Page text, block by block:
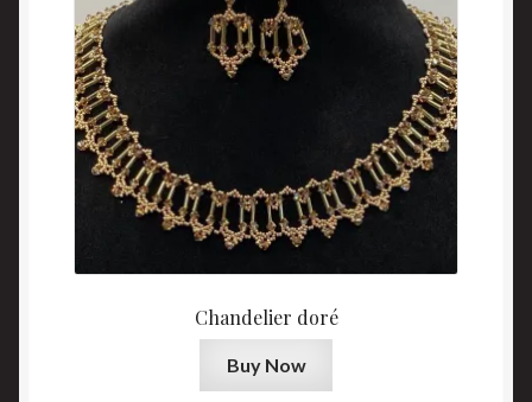
Chandelier doré
Buy Now